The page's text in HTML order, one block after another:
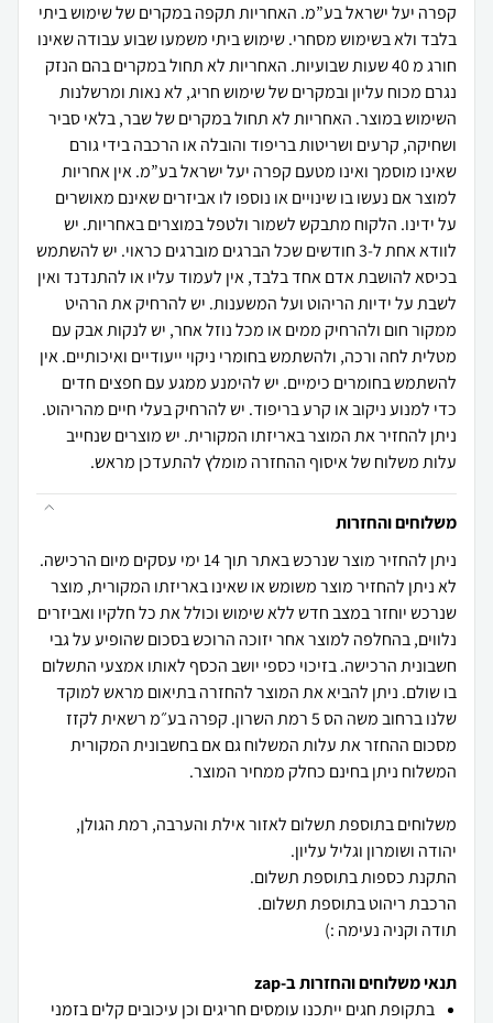
קפרה יעל ישראל בע”מ. האחריות תקפה במקרים של שימוש ביתי
בלבד ולא בשימוש מסחרי. שימוש ביתי משמעו שבוע עבודה שאינו
חורג מ 40 שעות שבועיות. האחריות לא תחול במקרים בהם הנזק
נגרם מכוח עליון ובמקרים של שימוש חריג, לא נאות ומרשלנות
השימוש במוצר. האחריות לא תחול במקרים של שבר, בלאי סביר
ושחיקה, קרעים ושריטות בריפוד והובלה או הרכבה בידי גורם
שאינו מוסמך ואינו מטעם קפרה יעל ישראל בע”מ. אין אחריות
למוצר אם נעשו בו שינויים או נוספו לו אביזרים שאינם מאושרים
על ידינו. הלקוח מתבקש לשמור ולטפל במוצרים באחריות. יש
לוודא אחת ל-3 חודשים שכל הברגים מוברגים כראוי. יש להשתמש
בכיסא להושבת אדם אחד בלבד, אין לעמוד עליו או להתנדנד ואין
לשבת על ידיות הריהוט ועל המשענות. יש להרחיק את הרהיט
ממקור חום ולהרחיק ממים או מכל נוזל אחר, יש לנקות אבק עם
מטלית לחה ורכה, ולהשתמש בחומרי ניקוי ייעודיים ואיכותיים. אין
להשתמש בחומרים כימיים. יש להימנע ממגע עם חפצים חדים
כדי למנוע ניקוב או קרע בריפוד. יש להרחיק בעלי חיים מהריהוט.
ניתן להחזיר את המוצר באריזתו המקורית. יש מוצרים שנחייב
עלות משלוח של איסוף ההחזרה מומלץ להתעדכן מראש.
משלוחים והחזרות
ניתן להחזיר מוצר שנרכש באתר תוך 14 ימי עסקים מיום הרכישה.
לא ניתן להחזיר מוצר משומש או שאינו באריזתו המקורית, מוצר
שנרכש יוחזר במצב חדש ללא שימוש וכולל את כל חלקיו ואביזרים
נלווים, בהחלפה למוצר אחר יזוכה הרוכש בסכום שהופיע על גבי
חשבונית הרכישה. בזיכוי כספי יושב הכסף לאותו אמצעי התשלום
בו שולם. ניתן להביא את המוצר להחזרה בתיאום מראש למוקד
שלנו ברחוב משה הס 5 רמת השרון. קפרה בע״מ רשאית לקזז
מסכום ההחזר את עלות המשלוח גם אם בחשבונית המקורית
משלוחים בתוספת תשלום לאזור אילת והערבה, רמת הגולן,
תודה וקניה נעימה :)
תנאי משלוחים והחזרות ב-zap
בתקופת חגים ייתכנו עומסים חריגים וכן עיכובים קלים בזמני